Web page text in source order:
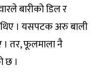
बारीको डिल र
। यसपटक अरु बाली
। तर, फूलमाला नै
छ ।